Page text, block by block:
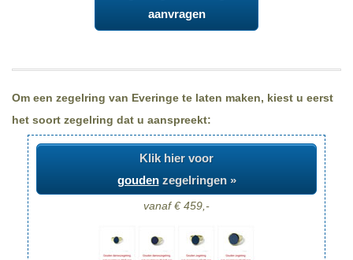
aanvragen
Om een zegelring van Everinge te laten maken, kiest u eerst
het soort zegelring dat u aanspreekt:
Klik hier voor
goudenzegelringen »
vanaf € 459,-